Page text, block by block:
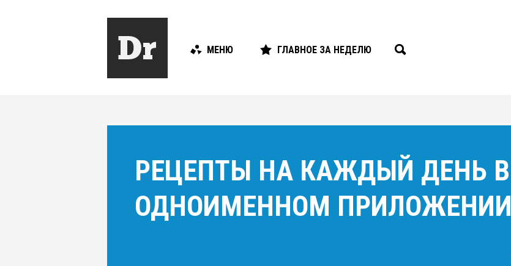
МЕНЮ ГЛАВНОЕ ЗА НЕДЕЛЮ
РЕЦЕПТЫ НА КАЖДЫЙ ДЕНЬ В
ОДНОИМЕННОМ ПРИЛОЖЕНИИ